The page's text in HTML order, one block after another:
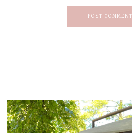
POST COMMENT